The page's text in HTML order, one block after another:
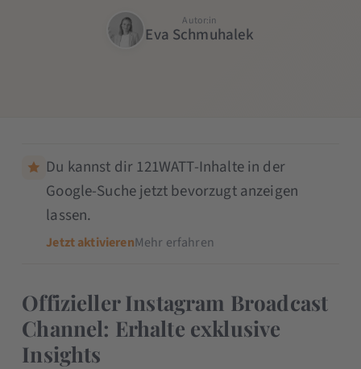
Autor:in
Eva Schmuhalek
Du kannst dir 121WATT-Inhalte in der
Google-Suche jetzt bevorzugt anzeigen
lassen.
Jetzt aktivierenMehr erfahren
Offizieller Instagram Broadcast
Channel: Erhalte exklusive
Insights